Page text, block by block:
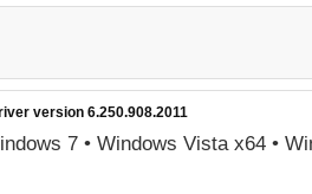
version 6.250.908.2011
7 • Windows Vista x64 •